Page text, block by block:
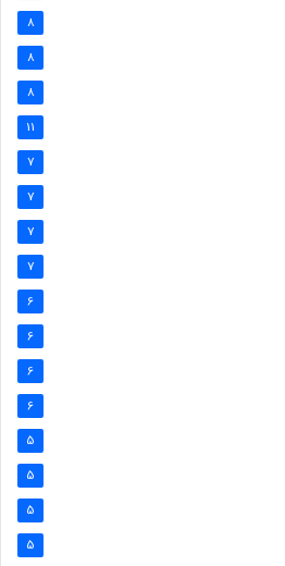
8
8
8
11
7
7
7
7
6
6
6
6
5
5
5
5